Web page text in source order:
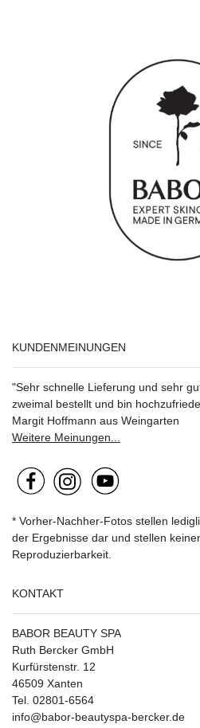
KUNDENMEINUNGEN
"Sehr schnelle Lieferung und sehr
zweimal bestellt und bin
Margit Hoffmann aus Weingarten
Weitere Meinungen...
* Vorher-Nachher-Fotos stellen
der Ergebnisse dar und stellen
Reproduzierbarkeit.
KONTAKT
BABOR BEAUTY SPA
Ruth Bercker GmbH
Kurfürstenstr. 12
46509 Xanten
Tel. 02801-6564
info@babor-beautyspa-bercker.de